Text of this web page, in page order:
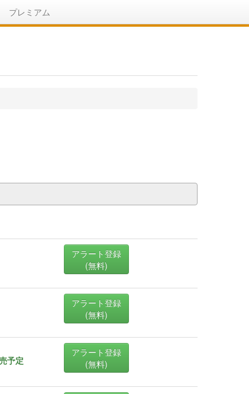
プレミアム
アラート登録
(無料)
アラート登録
(無料)
予定
アラート登録
(無料)